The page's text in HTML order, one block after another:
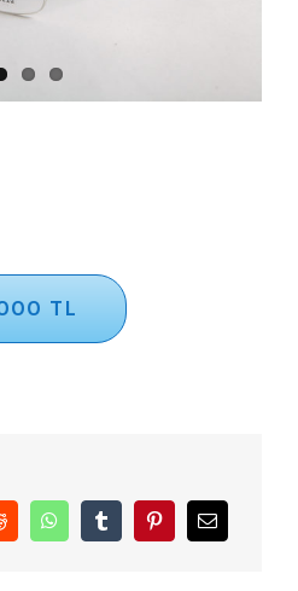
TL
Reddit WhatsAppTumblr PinterestE-
posta